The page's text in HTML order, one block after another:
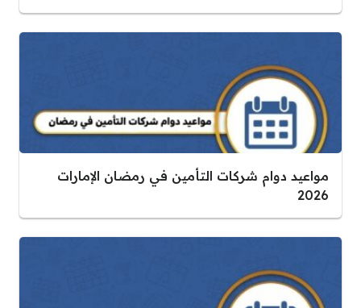
مواعيد دوام شركات التأمين في رمضان الإمارات
2026